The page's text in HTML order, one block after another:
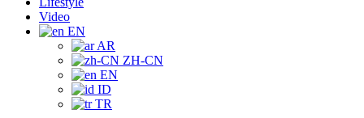
Video
EN
AR
ZH-CN
EN
ID
TR